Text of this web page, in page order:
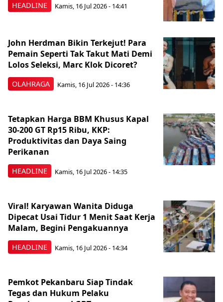
HEADLINE Kamis, 16 Jul 2026 - 14:41
OLAHRAGA
John Herdman Bikin Terkejut! Para
Pemain Seperti Tak Takut Mati Demi
Lolos Seleksi, Marc Klok Dicoret?
Kamis, 16 Jul 2026 - 14:36
HEADLINE
Tetapkan Harga BBM Khusus Kapal
30-200 GT Rp15 Ribu, KKP:
Produktivitas dan Daya Saing
Perikanan
Kamis, 16 Jul 2026 - 14:35
HEADLINE
Viral! Karyawan Wanita Diduga
Dipecat Usai Tidur 1 Menit Saat Kerja
Malam, Begini Pengakuannya
Kamis, 16 Jul 2026 - 14:34
Pemkot Pekanbaru Siap Tindak
Tegas dan Hukum Pelaku